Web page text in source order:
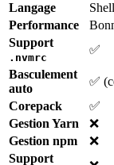
Langage
Shell
Performance
Support
.nvmrc
✅
Basculement
auto
✅
Corepack
✅
Gestion Yarn
❌
Gestion npm
❌
Support